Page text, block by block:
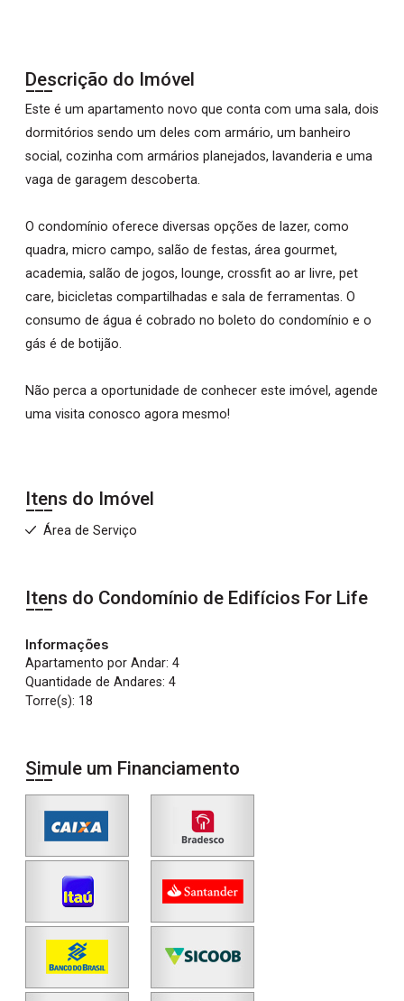
Descrição do Imóvel
Este é um apartamento novo que conta com uma sala, dois
dormitórios sendo um deles com armário, um banheiro
social, cozinha com armários planejados, lavanderia e uma
vaga de garagem descoberta.
O condomínio oferece diversas opções de lazer, como
quadra, micro campo, salão de festas, área gourmet,
academia, salão de jogos, lounge, crossfit ao ar livre, pet
care, bicicletas compartilhadas e sala de ferramentas. O
consumo de água é cobrado no boleto do condomínio e o
gás é de botijão.
Não perca a oportunidade de conhecer este imóvel, agende
uma visita conosco agora mesmo!
Itens do Imóvel
Área de Serviço
Itens do Condomínio de Edifícios For Life
Informações
Apartamento por Andar: 4
Quantidade de Andares: 4
Torre(s): 18
Simule um Financiamento